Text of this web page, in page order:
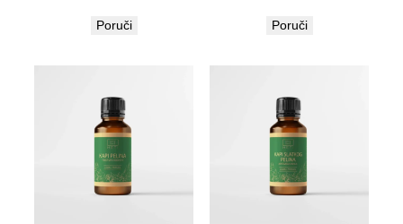
Poruči Poruči